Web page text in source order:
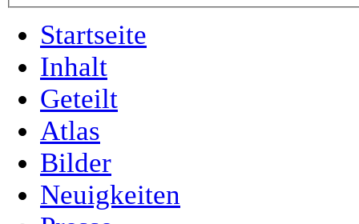
Startseite
Inhalt
Geteilt
Atlas
Bilder
Neuigkeiten